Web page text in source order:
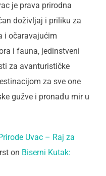
je prava prirodna
doživljaj i priliku za
i očaravajućim
i fauna, jedinstveni
za avanturističke
za sve one
gužve i pronađu mir u
Uvac – Raj za
on Biserni Kutak: